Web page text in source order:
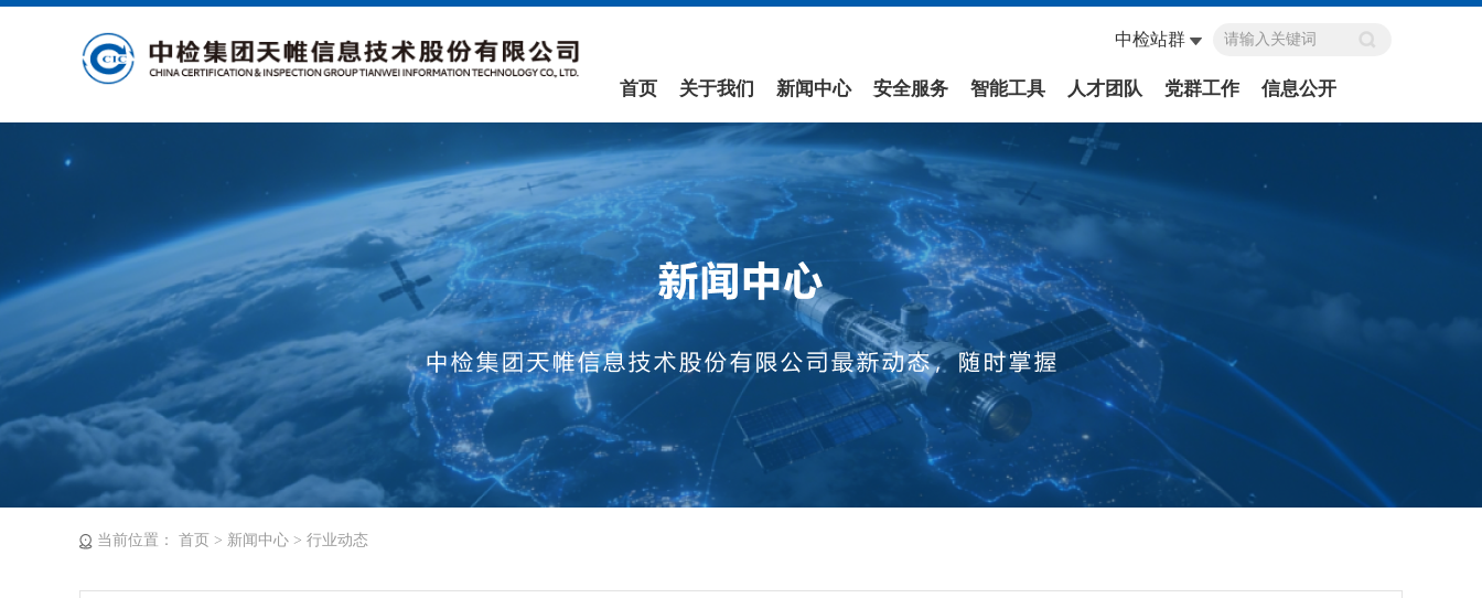
中检站群
首页 关于我们 新闻中心 安全服务 智能工具 人才团队 党群工作 信息公开
当前位置： 首页 > 新闻中心 > 行业动态